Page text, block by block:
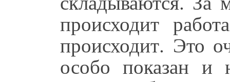
происходит
происходит. Это
особо показан и